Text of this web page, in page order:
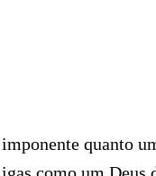
quanto